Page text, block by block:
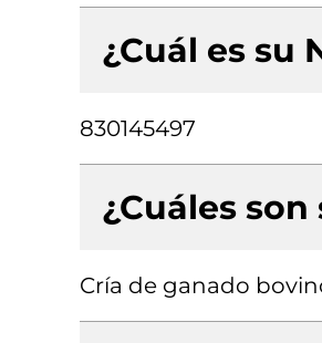
¿Cuál es su
830145497
¿Cuáles
Cría de ganado